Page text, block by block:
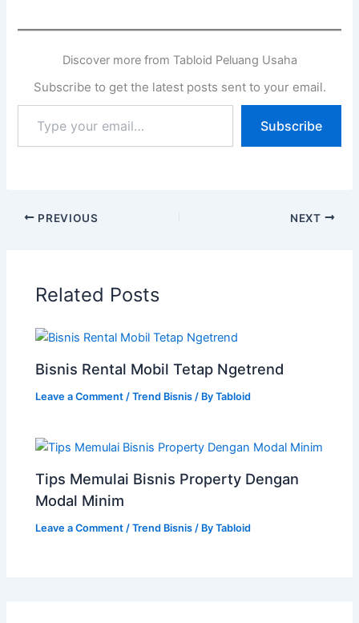
Discover more from Tabloid Peluang Usaha
Subscribe to get the latest posts sent to your email.
Subscribe
PREVIOUS NEXT
Related Posts
Bisnis Rental Mobil Tetap Ngetrend
Leave a Comment /Trend Bisnis / ByTabloid
Tips Memulai Bisnis Property Dengan
Modal Minim
Leave a Comment /Trend Bisnis / ByTabloid